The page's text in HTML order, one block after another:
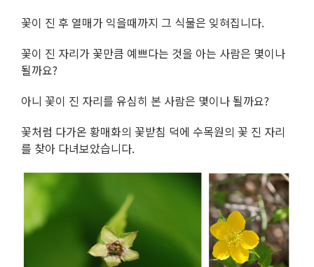
꽃이 진 후 열매가 익을때까지 그 식물은 잊혀집니다.
꽃이 진 자리가 꽃만큼 예쁘다는 것을 아는 사람은 몇이나
될까요?
아니 꽃이 진 자리를 유심히 본 사람은 몇이나 될까요?
꽃처럼 다가온 황매화의 꽃받침 덕에 수목원의 꽃 진 자리
를 찾아 다녀보았습니다.